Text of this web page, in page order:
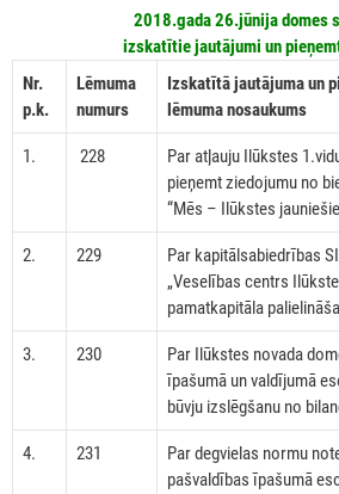
2018.gada 26.jūnija domes
izskatītie jautājumi un
Nr.
p.k.
Lēmuma
numurs
Izskatītā jautājuma un
lēmuma nosaukums
1. 228
Par atļauju Ilūkstes
pieņemt ziedojumu no
“Mēs – Ilūkstes
2. 229
Par kapitālsabiedrības
„Veselības centrs
pamatkapitāla
3. 230
Par Ilūkstes novada
īpašumā un valdījumā
būvju izslēgšanu no
4. 231
Par degvielas normu
pašvaldības īpašumā